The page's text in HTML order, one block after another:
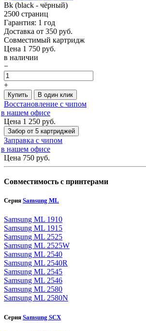
Bk (black - чёрный)
2500 страниц
Гарантия: 1 год
Доставка от 350 руб.
Совместимый картридж
Цена 1 750 руб.
в наличии
−
+
Купить В один клик
Восстановление с чипом
в нашем офисе
Цена 1 250 руб.
Забор от 5 картриджей
Заправка с чипом
в нашем офисе
Цена 750 руб.
Совместимость с принтерами
Серия Samsung ML
Samsung ML 1910
Samsung ML 1915
Samsung ML 2525
Samsung ML 2525W
Samsung ML 2540
Samsung ML 2540R
Samsung ML 2545
Samsung ML 2546
Samsung ML 2580
Samsung ML 2580N
Серия Samsung SCX